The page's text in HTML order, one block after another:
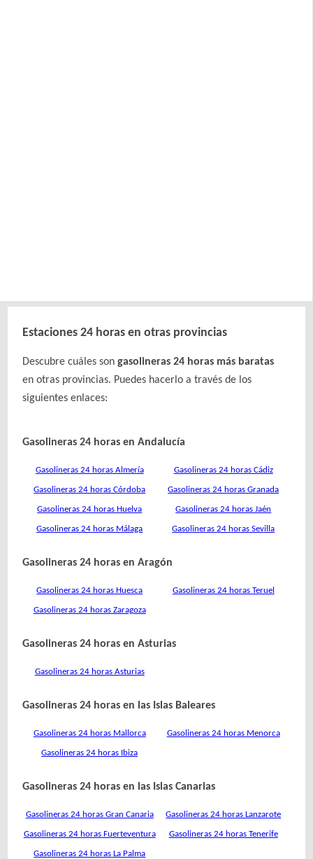
Estaciones 24 horas en otras provincias
Descubre cuáles songasolineras 24 horas más baratas
en otras provincias. Puedes hacerlo a través de los
siguientes enlaces:
Gasolineras 24 horas en Andalucía
Gasolineras 24 horas Almería Gasolineras 24 horas Cádiz
Gasolineras 24 horas Córdoba Gasolineras 24 horas Granada
Gasolineras 24 horas Huelva Gasolineras 24 horas Jaén
Gasolineras 24 horas Málaga Gasolineras 24 horas Sevilla
Gasolineras 24 horas en Aragón
Gasolineras 24 horas Huesca Gasolineras 24 horas Teruel
Gasolineras 24 horas Zaragoza
Gasolineras 24 horas en Asturias
Gasolineras 24 horas Asturias
Gasolineras 24 horas en las Islas Baleares
Gasolineras 24 horas Mallorca Gasolineras 24 horas Menorca
Gasolineras 24 horas Ibiza
Gasolineras 24 horas en las Islas Canarias
Gasolineras 24 horas Gran Canaria Gasolineras 24 horas Lanzarote
Gasolineras 24 horas Fuerteventura Gasolineras 24 horas Tenerife
Gasolineras 24 horas La Palma